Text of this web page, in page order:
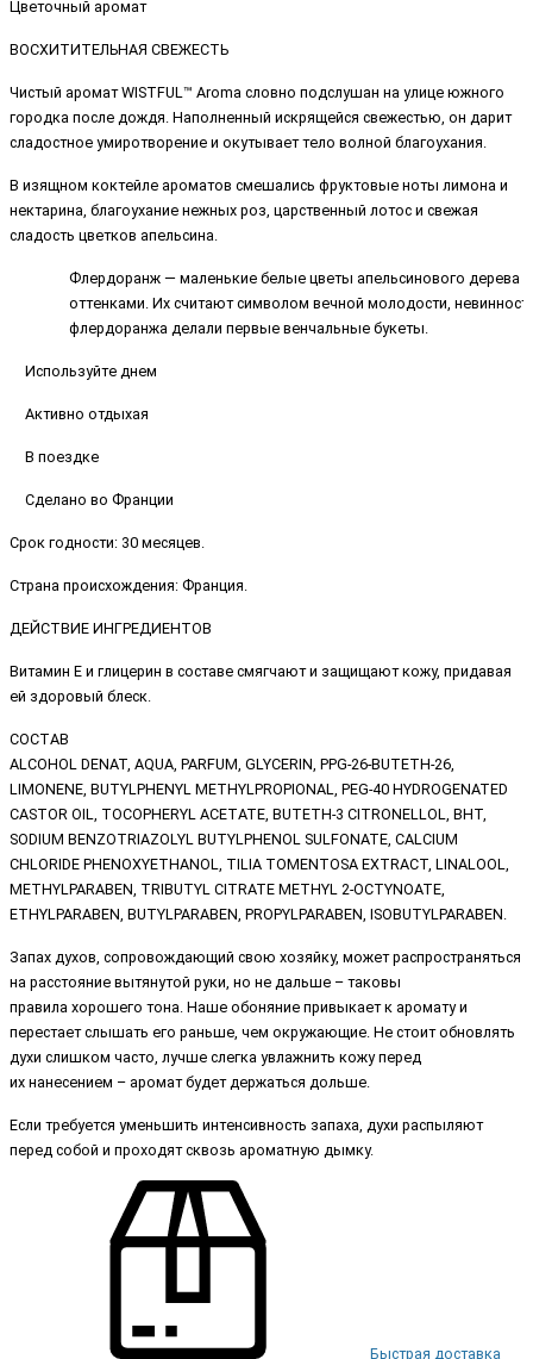
Цветочный аромат
ВОСХИТИТЕЛЬНАЯ СВЕЖЕСТЬ
Чистый аромат WISTFUL™ Aroma словно подслушан на улице южного
городка после дождя. Наполненный искрящейся свежестью, он дарит
сладостное умиротворение и окутывает тело волной благоухания.
В изящном коктейле ароматов смешались фруктовые ноты лимона и
нектарина, благоухание нежных роз, царственный лотос и свежая
сладость цветков апельсина.
Флердоранж — маленькие белые цветы апельсинового
оттенками. Их считают символом вечной молодости,
флердоранжа делали первые венчальные букеты.
Используйте днем
Активно отдыхая
В поездке
Сделано во Франции
Срок годности: 30 месяцев.
Страна происхождения: Франция.
ДЕЙСТВИЕ ИНГРЕДИЕНТОВ
Витамин Е и глицерин в составе смягчают и защищают кожу, придавая
ей здоровый блеск.
СОСТАВ
ALCOHOL DENAT, AQUA, PARFUM, GLYCERIN, PPG-26-BUTETH-26,
LIMONENE, BUTYLPHENYL METHYLPROPIONAL, PEG-40 HYDROGENATED
CASTOR OIL, TOCOPHERYL ACETATE, BUTETH-3 CITRONELLOL, BHT,
SODIUM BENZOTRIAZOLYL BUTYLPHENOL SULFONATE, CALCIUM
CHLORIDE PHENOXYETHANOL, TILIA TOMENTOSA EXTRACT, LINALOOL,
METHYLPARABEN, TRIBUTYL CITRATE METHYL 2-OCTYNOATE,
ETHYLPARABEN, BUTYLPARABEN, PROPYLPARABEN, ISOBUTYLPARABEN.
Запах духов, сопровождающий свою хозяйку, может распространяться
на расстояние вытянутой руки, но не дальше – таковы
правила хорошего тона. Наше обоняние привыкает к аромату и
перестает слышать его раньше, чем окружающие. Не стоит обновлять
духи слишком часто, лучше слегка увлажнить кожу перед
их нанесением – аромат будет держаться дольше.
Если требуется уменьшить интенсивность запаха, духи распыляют
перед собой и проходят сквозь ароматную дымку.
Быстрая доставка